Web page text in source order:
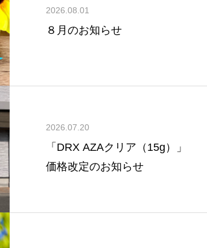
2026.08.01
８月のお知らせ
2026.07.20
「DRX AZAクリア（15g）」
価格改定のお知らせ